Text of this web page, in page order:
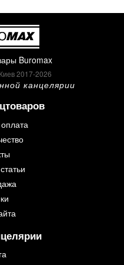
Buromax
2017-2026
канцелярии